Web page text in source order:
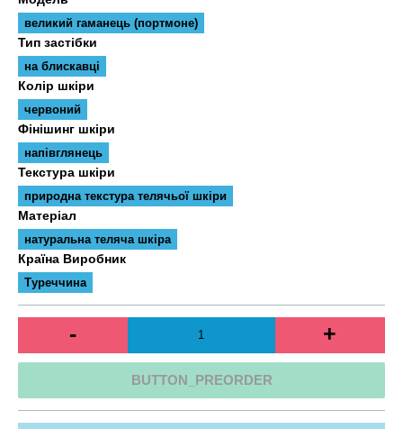
великий гаманець (портмоне)
Тип застібки
на блискавці
Колір шкіри
червоний
Фінішинг шкіри
напівглянець
Текстура шкіри
природна текстура телячьої шкіри
Матеріал
натуральна теляча шкіра
Країна Виробник
Туреччина
- +
BUTTON_PREORDER